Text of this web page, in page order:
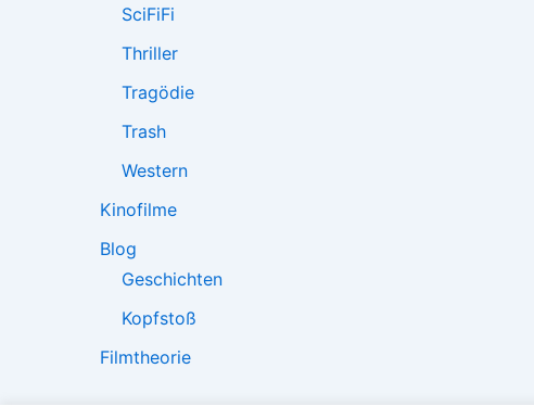
SciFiFi
Thriller
Tragödie
Trash
Western
Kinofilme
Blog
Geschichten
Kopfstoß
Filmtheorie